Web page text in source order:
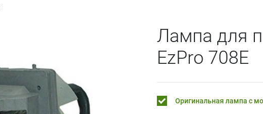
Лампа для
EzPro 708E
Оригинальная лампа с